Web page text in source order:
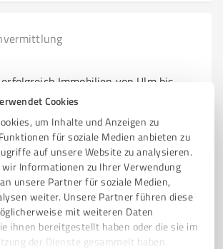
Cookies
um Inhalte und Anzeigen zu
für soziale Medien anbieten zu
auf unsere Website zu analysieren.
wir Informationen zu Ihrer Verwendung
unsere Partner für soziale Medien,
weiter. Unsere Partner führen diese
mit weiteren Daten
ihnen bereitgestellt haben oder die sie im
der Dienste gesammelt haben.
Immobilien von Ulm bis
Oberschwaben
EINZIGARTIGE DIENSTLEISTUNG KENNENLERNEN?
UND NEHMEN SIE KONTAKT ZU UNS AUF.
30, 88427 Bad Schussenried
service@immovik.de
0,00 / 5,00